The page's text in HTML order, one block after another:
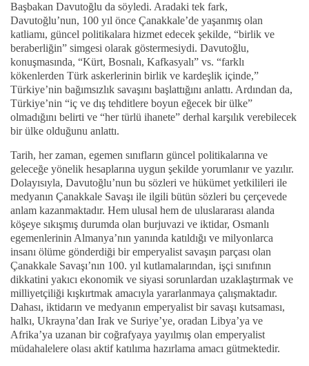
Başbakan Davutoğlu da söyledi. Aradaki tek fark,
Davutoğlu’nun, 100 yıl önce Çanakkale’de yaşanmış olan
katliamı, güncel politikalara hizmet edecek şekilde, “birlik ve
beraberliğin” simgesi olarak göstermesiydi. Davutoğlu,
konuşmasında, “Kürt, Bosnalı, Kafkasyalı” vs. “farklı
kökenlerden Türk askerlerinin birlik ve kardeşlik içinde,”
Türkiye’nin bağımsızlık savaşını başlattığını anlattı. Ardından da,
Türkiye’nin “iç ve dış tehditlere boyun eğecek bir ülke”
olmadığını belirti ve “her türlü ihanete” derhal karşılık verebilecek
bir ülke olduğunu anlattı.
Tarih, her zaman, egemen sınıfların güncel politikalarına ve
geleceğe yönelik hesaplarına uygun şekilde yorumlanır ve yazılır.
Dolayısıyla, Davutoğlu’nun bu sözleri ve hükümet yetkilileri ile
medyanın Çanakkale Savaşı ile ilgili bütün sözleri bu çerçevede
anlam kazanmaktadır. Hem ulusal hem de uluslararası alanda
köşeye sıkışmış durumda olan burjuvazi ve iktidar, Osmanlı
egemenlerinin Almanya’nın yanında katıldığı ve milyonlarca
insanı ölüme gönderdiği bir emperyalist savaşın parçası olan
Çanakkale Savaşı’nın 100. yıl kutlamalarından, işçi sınıfının
dikkatini yakıcı ekonomik ve siyasi sorunlardan uzaklaştırmak ve
milliyetçiliği kışkırtmak amacıyla yararlanmaya çalışmaktadır.
Dahası, iktidarın ve medyanın emperyalist bir savaşı kutsaması,
halkı, Ukrayna’dan Irak ve Suriye’ye, oradan Libya’ya ve
Afrika’ya uzanan bir coğrafyaya yayılmış olan emperyalist
müdahalelere olası aktif katılıma hazırlama amacı gütmektedir.